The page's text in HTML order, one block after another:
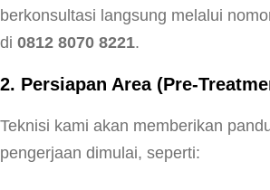
berkonsultasi langsung melalui
di 0812 8070 8221.
2. Persiapan Area (Pre-
Teknisi kami akan memberikan
pengerjaan dimulai, seperti: